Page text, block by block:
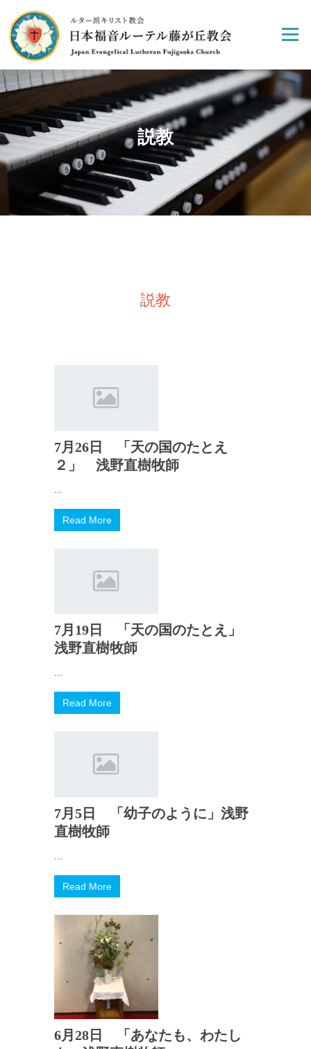
content
Menu
説教
説教
7月26日 「天の国のたとえ
２」 浅野直樹牧師
Read More
7月19日 「天の国のたとえ」
浅野直樹牧師
Read More
7月5日 「幼子のように」浅野
直樹牧師
Read More
6月28日 「あなたも、わたし